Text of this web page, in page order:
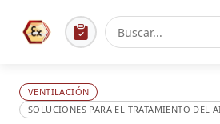
VENTILACIÓN
SOLUCIONES PARA EL TRATAMIENTO DEL